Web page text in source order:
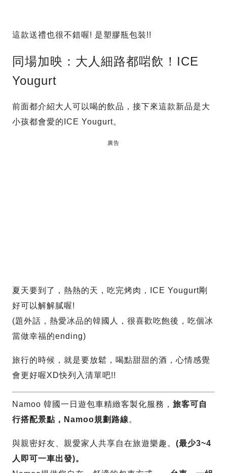
這款送禮也很不錯喔! 是塑膠瓶包裝!!
同場加映：大人細路都啱飲！ICE
Yougurt
前面都介紹大人可以喝的飲品，接下來這款新品是大
小孩都會愛的ICE Yougurt。
廣告
夏天要到了，熱熱的天，吃完烤肉，ICE Yougurt剛
好可以解解膩喔!
(題外話，熱愛冰品的韓國人，很喜歡吃飽後，吃個冰
當做幸福的ending)
旅行的時候，就是要放鬆，喝點甜甜的酒，心情感覺
會更好喔XD快列入清單吧!!
Namoo 韓國一日遊包車精緻客製化服務， 旅客可自
行搭配景點，Namoo規劃路線。
與親密好友、親愛家人共享自在旅遊樂趣。 (最少3~4
人即可一車出發)。